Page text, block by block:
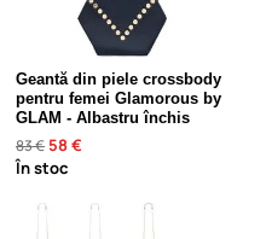
Geantă din piele crossbody
pentru femei Glamorous by
GLAM - Albastru închis
83 € 58 €
În stoc